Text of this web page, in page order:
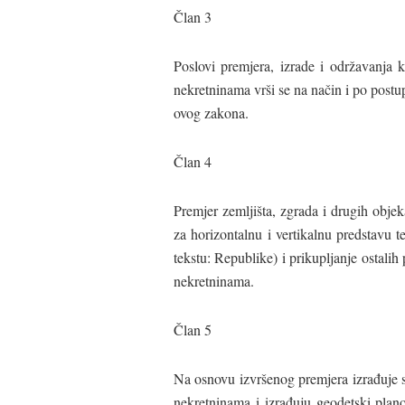
Član 3
Poslovi premjera, izrade i održavanja
nekretninama vrši se na način i po
ovog zakona.
Član 4
Premjer zemljišta, zgrada i drugih
za horizontalnu i vertikalnu predstavu
tekstu: Republike) i prikupljanje ostalih
nekretninama.
Član 5
Na osnovu izvršenog premjera